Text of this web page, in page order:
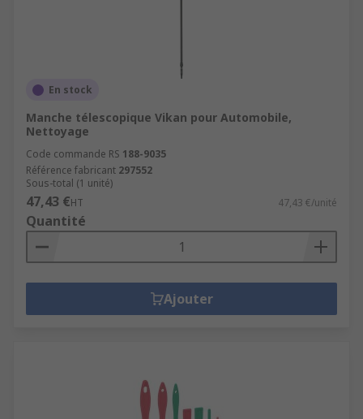
En stock
Manche télescopique Vikan pour Automobile,
Nettoyage
Code commande RS 188-9035
Référence fabricant 297552
Sous-total (1 unité)
47,43 €HT 47,43 €/unité
Quantité
Ajouter